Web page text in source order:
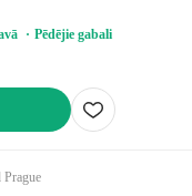
Pēdējie gabali
Prague